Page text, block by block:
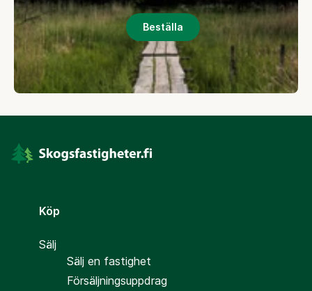
Beställa
Köp
Sälj
Sälj en fastighet
Försäljningsuppdrag